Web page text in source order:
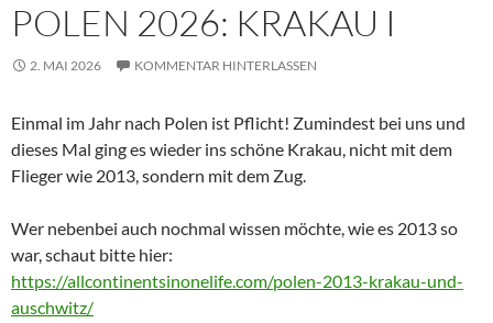
POLEN 2026: KRAKAU I
2. MAI 2026 KOMMENTAR HINTERLASSEN
Einmal im Jahr nach Polen ist Pflicht! Zumindest bei uns und
dieses Mal ging es wieder ins schöne Krakau, nicht mit dem
Flieger wie 2013, sondern mit dem Zug.
Wer nebenbei auch nochmal wissen möchte, wie es 2013 so
war, schaut bitte hier:
https://allcontinentsinonelife.com/polen-2013-krakau-und-
auschwitz/